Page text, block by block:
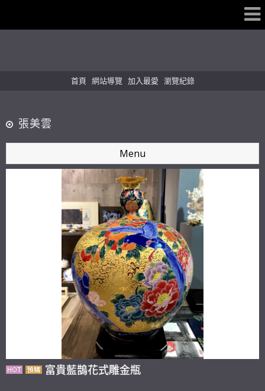
首頁 網站導覽 加入最愛 瀏覽紀錄
張美雲
Menu
富貴藍鵲花式雕金瓶